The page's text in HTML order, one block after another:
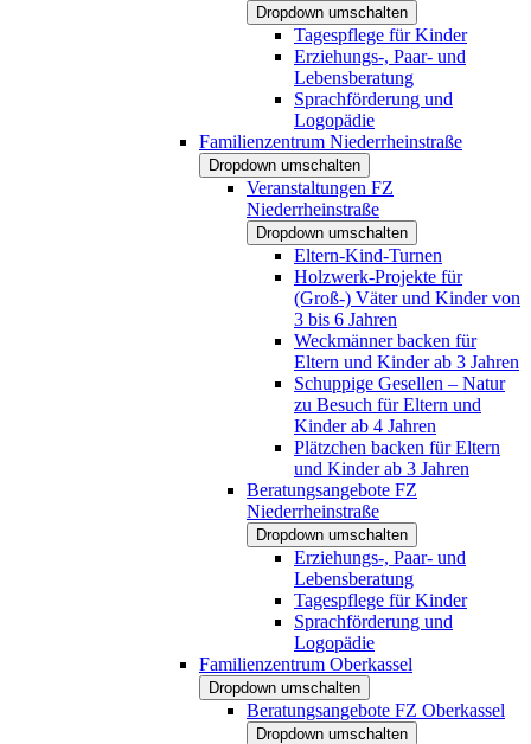
Dropdown umschalten
Tagespflege für Kinder
Erziehungs-, Paar- und
Lebensberatung
Sprachförderung und
Logopädie
Familienzentrum Niederrheinstraße
Dropdown umschalten
Veranstaltungen FZ
Niederrheinstraße
Dropdown umschalten
Eltern-Kind-Turnen
Holzwerk-Projekte für
(Groß-) Väter und Kinder von
3 bis 6 Jahren
Weckmänner backen für
Eltern und Kinder ab 3 Jahren
Schuppige Gesellen – Natur
zu Besuch für Eltern und
Kinder ab 4 Jahren
Plätzchen backen für Eltern
und Kinder ab 3 Jahren
Beratungsangebote FZ
Niederrheinstraße
Dropdown umschalten
Erziehungs-, Paar- und
Lebensberatung
Tagespflege für Kinder
Sprachförderung und
Logopädie
Familienzentrum Oberkassel
Dropdown umschalten
Beratungsangebote FZ Oberkassel
Dropdown umschalten